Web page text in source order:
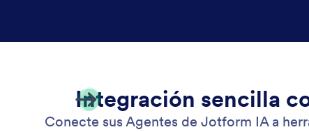
Integración sencilla
Conecte sus Agentes de Jotform IA a